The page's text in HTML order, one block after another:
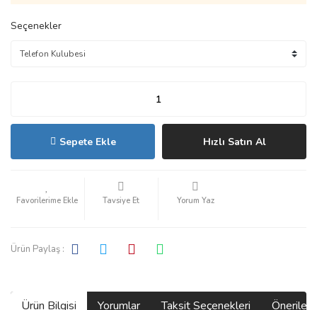
Seçenekler
Sepete Ekle Hızlı Satın Al
Tavsiye Et Yorum Yaz
Ürün Paylaş :
Ürün Bilgisi Yorumlar Taksit Seçenekleri